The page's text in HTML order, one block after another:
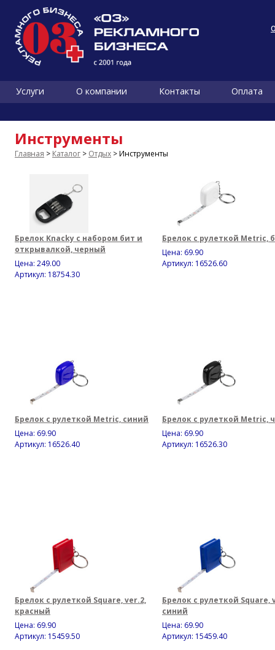
Услуги О компании Контакты Оплата
Инструменты
Главная > Каталог > Отдых > Инструменты
Брелок Knacky с набором бит и
открывалкой, черный
Цена: 249.00
Артикул: 18754.30
Брелок с рулеткой Metric,
Цена: 69.90
Артикул: 16526.60
Брелок с рулеткой Metric, синий
Цена: 69.90
Артикул: 16526.40
Брелок с рулеткой Metric,
Цена: 69.90
Артикул: 16526.30
Брелок с рулеткой Square, ver.2,
красный
Цена: 69.90
Артикул: 15459.50
Брелок с рулеткой Square,
синий
Цена: 69.90
Артикул: 15459.40